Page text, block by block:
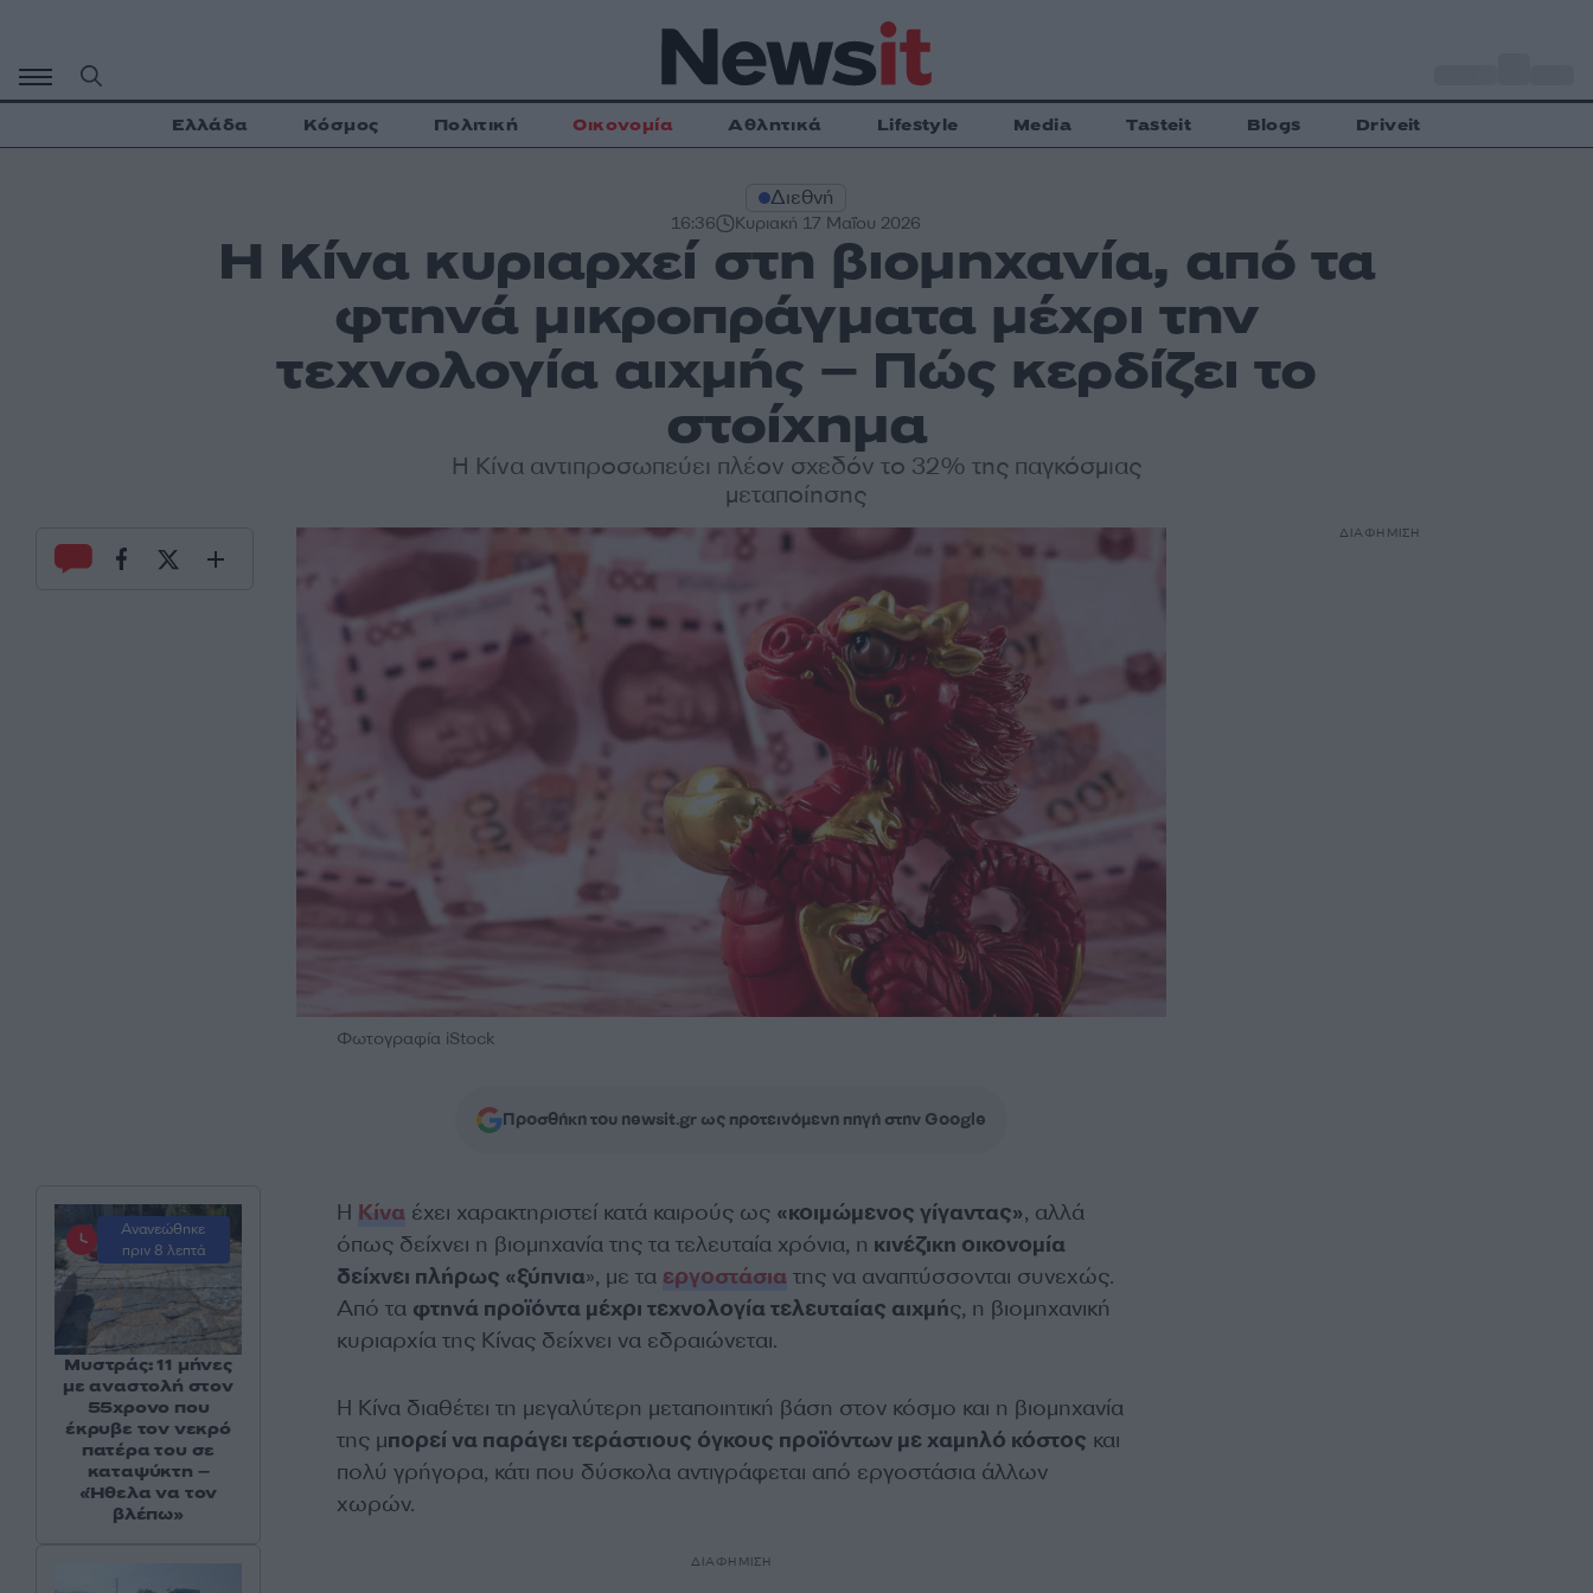
περιεχόμενο
Ελλάδα Κόσμος Πολιτική Οικονομία Αθλητικά Lifestyle Media Tasteit Blogs Driveit
Διεθνή
16:36 Κυριακή 17 Μαΐου 2026
Η Κίνα κυριαρχεί στη βιομηχανία, από τα
φτηνά μικροπράγματα μέχρι την
τεχνολογία αιχμής – Πώς κερδίζει το
στοίχημα
Η Κίνα αντιπροσωπεύει πλέον σχεδόν το 32% της παγκόσμιας
μεταποίησης
Φωτογραφία iStock
Προσθήκη του newsit.gr ως προτεινόμενη πηγή στην Google
Η Κίναέχει χαρακτηριστεί κατά καιρούς ως «κοιμώμενος γίγαντας», αλλά
όπως δείχνει η βιομηχανία της τα τελευταία χρόνια, η κινέζικη οικονομία
δείχνει πλήρως «ξύπνια», με τα εργοστάσιατης να αναπτύσσονται συνεχώς.
Από τα φτηνά προϊόντα μέχρι τεχνολογία τελευταίας αιχμής, η βιομηχανική
κυριαρχία της Κίνας δείχνει να εδραιώνεται.
Η Κίνα διαθέτει τη μεγαλύτερη μεταποιητική βάση στον κόσμο και η βιομηχανία
της μπορεί να παράγει τεράστιους όγκους προϊόντων με χαμηλό κόστος και
πολύ γρήγορα, κάτι που δύσκολα αντιγράφεται από εργοστάσια άλλων
χωρών.
ΔΙΑΦΗΜΙΣΗ
Ανανεώθηκε
πριν 8 λεπτά
Μυστράς: 11 μήνες
με αναστολή στον
55χρονο που
έκρυβε τον νεκρό
πατέρα του σε
καταψύκτη –
«Ήθελα να τον
βλέπω»
ΔΙΑΦΗΜΙΣΗ